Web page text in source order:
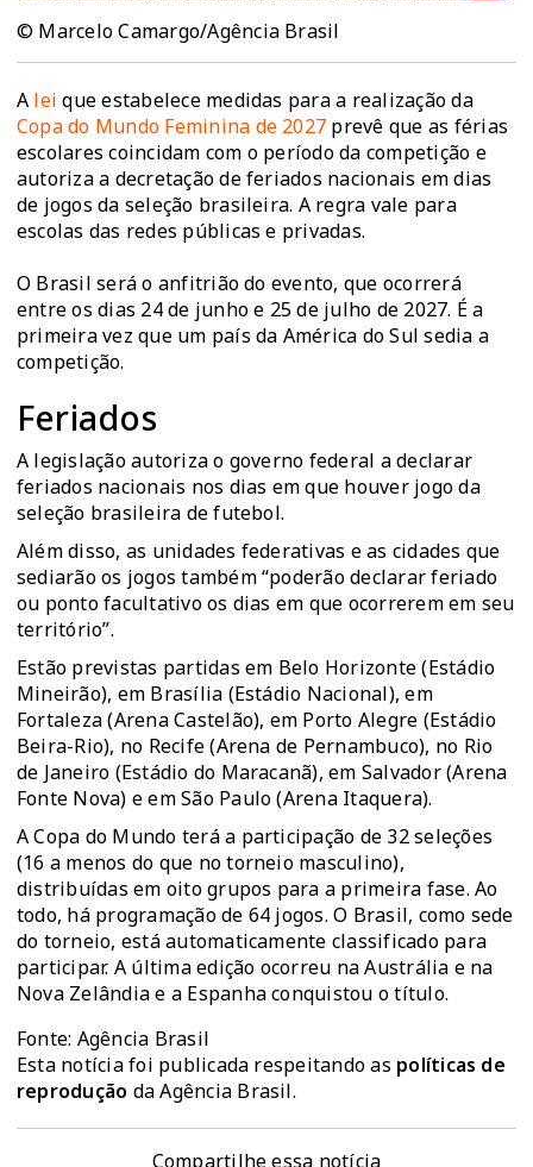
© Marcelo Camargo/Agência Brasil
A lei que estabelece medidas para a realização da
Copa do Mundo Feminina de 2027 prevê que as férias
escolares coincidam com o período da competição e
autoriza a decretação de feriados nacionais em dias
de jogos da seleção brasileira. A regra vale para
escolas das redes públicas e privadas.
O Brasil será o anfitrião do evento, que ocorrerá
entre os dias 24 de junho e 25 de julho de 2027. É a
primeira vez que um país da América do Sul sedia a
competição.
Feriados
A legislação autoriza o governo federal a declarar
feriados nacionais nos dias em que houver jogo da
seleção brasileira de futebol.
Além disso, as unidades federativas e as cidades que
sediarão os jogos também “poderão declarar feriado
ou ponto facultativo os dias em que ocorrerem em seu
território”.
Estão previstas partidas em Belo Horizonte (Estádio
Mineirão), em Brasília (Estádio Nacional), em
Fortaleza (Arena Castelão), em Porto Alegre (Estádio
Beira-Rio), no Recife (Arena de Pernambuco), no Rio
de Janeiro (Estádio do Maracanã), em Salvador (Arena
Fonte Nova) e em São Paulo (Arena Itaquera).
A Copa do Mundo terá a participação de 32 seleções
(16 a menos do que no torneio masculino),
distribuídas em oito grupos para a primeira fase. Ao
todo, há programação de 64 jogos. O Brasil, como sede
do torneio, está automaticamente classificado para
participar. A última edição ocorreu na Austrália e na
Nova Zelândia e a Espanha conquistou o título.
Fonte: Agência Brasil
Esta notícia foi publicada respeitando as políticas de
reprodução da Agência Brasil.
Compartilhe essa notícia